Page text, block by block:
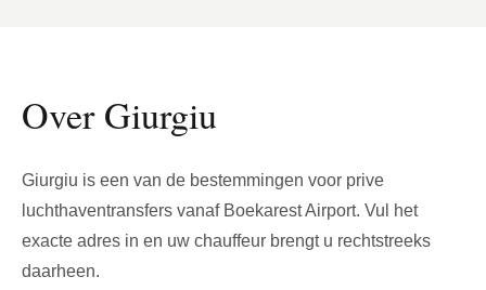
Over Giurgiu
Giurgiu is een van de bestemmingen voor prive
luchthaventransfers vanaf Boekarest Airport. Vul het
exacte adres in en uw chauffeur brengt u rechtstreeks
daarheen.